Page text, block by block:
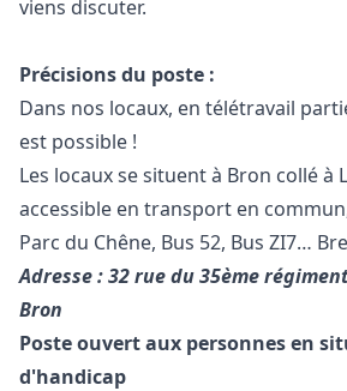
viens discuter.
Précisions du poste :
Dans nos locaux, en télétravail
est possible !
Les locaux se situent à Bron collé à
accessible en transport en
Parc du Chêne, Bus 52, Bus ZI7…
Adresse : 32 rue du 35ème
Bron
Poste ouvert aux personnes en
d'handicap